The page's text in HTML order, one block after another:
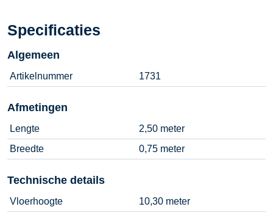
Specificaties
Algemeen
Artikelnummer 1731
Afmetingen
Lengte
2,50 meter
Breedte
0,75 meter
Technische details
Vloerhoogte
10,30 meter